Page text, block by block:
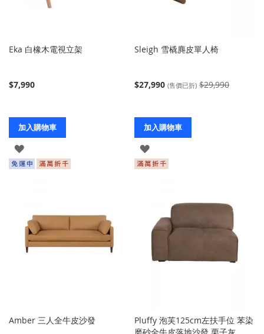
Eka 白橡木電視立架
$7,990
加入購物車
登
入
Sleigh 雪橇麂皮單人椅
$27,990 (售價已折) $29,990
加入購物車
登
入
Amber 三人全牛皮沙發
Pluffy 泡芙125cm左扶手位 苯染